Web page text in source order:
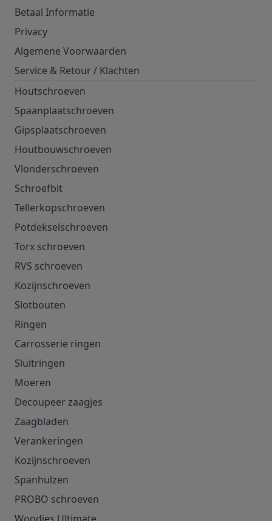
Betaal Informatie
Privacy
Algemene Voorwaarden
Service & Retour/ Klachten
Houtschroeven
Spaanplaatschroeven
Gipsplaatschroeven
Houtbouwschroeven
Vlonderschroeven
Schroefbit
Tellerkopschroeven
Potdekselschroeven
Torx schroeven
RVS schroeven
Kozijnschroeven
Slotbouten
Ringen
Carrosserie ringen
Sluitringen
Moeren
Decoupeer zaagjes
Zaagbladen
Verankeringen
Kozijnschroeven
Spanhulzen
PROBO schroeven
Woodies Ultimate